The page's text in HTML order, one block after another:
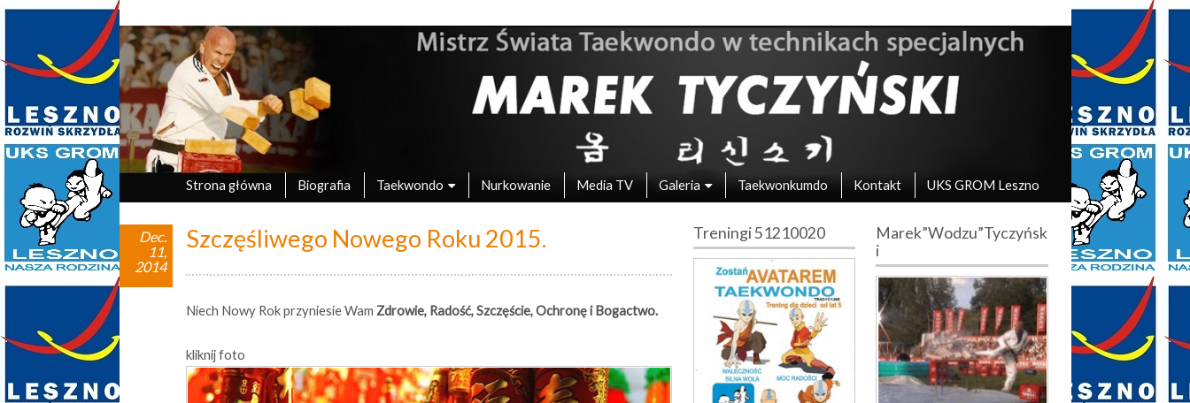
Marek Tyczyński – Mistrz Świata w Taekwondo
oficjalna strona UKS Grom Leszno
Strona główna Biografia Taekwondo Nurkowanie Media TV Galeria Taekwonkumdo Kontakt UKS GROM Leszno
Szczęśliwego Nowego Roku 2015.
Dec.
11,
2014
Niech Nowy Rok przyniesie Wam Zdrowie, Radość,Szczęście,Ochronę i Bogactwo.
kliknij foto
Treningi 51210020
Marek”Wodzu”Tyczyńsk
i